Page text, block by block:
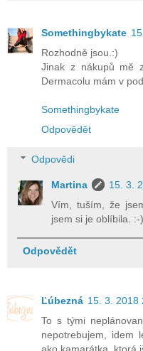
Somethingbykate
Rozhodně jsou.:)
Jinak z nákupů mě
Dermacolu mám v
Somethingbykate
Odpovědět
Odpovědi
Martina
15. 3.
Vím, tuším, že
jsem si je oblíbila. :-)
Odpovědět
Ľúbezná 15. 3. 2018
To s tými
nepotrebujem, idem